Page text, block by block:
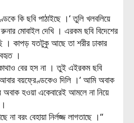
কি ছবি পাঠাইছে ।‘ তুলি খলবলিয়ে
মোবাইল দেখি । এরকম ছবি বিদেশের
। কাপড় যতটুকু আছে তা শরীর ঢাকার
।
বের হস না । তুই এইরকম ছবি
বয়ফ্রেণ্ডকেও দিলি ।‘ আমি অবাক
হওয়া একেবারেই আমলে না নিয়ে
না বরং বেহায়া নির্লজ্জ লাগতাছে ।“